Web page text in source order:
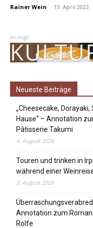
Rainer Wein - 13. April 2023
Anzeige
Neueste Beiträge
„Cheesecake,
Hause“ – Annotation
Pâtisserie Takumi
4. August 2026
Touren und trinken in
während einer
3. August 2026
Annotation zum Roman
Rolfe